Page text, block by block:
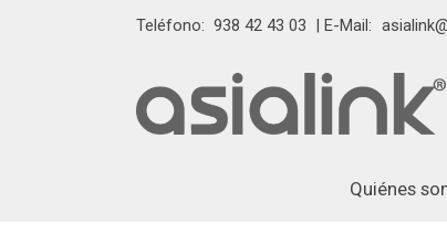
Teléfono: 938 42 43 03 | E-Mail:
Quiénes